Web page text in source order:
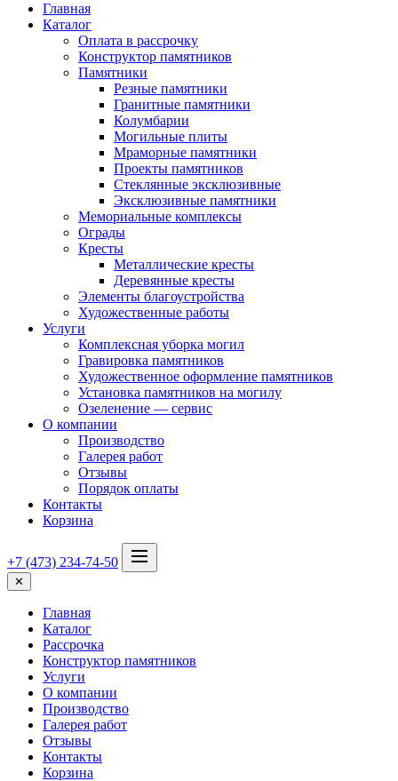
Главная
Каталог
Оплата в рассрочку
Конструктор памятников
Памятники
Резные памятники
Гранитные памятники
Колумбарии
Могильные плиты
Мраморные памятники
Проекты памятников
Стеклянные эксклюзивные
Эксклюзивные памятники
Мемориальные комплексы
Ограды
Кресты
Металлические кресты
Деревянные кресты
Элементы благоустройства
Художественные работы
Услуги
Комплексная уборка могил
Гравировка памятников
Художественное оформление памятников
Установка памятников на могилу
Озеленение — сервис
О компании
Производство
Галерея работ
Отзывы
Порядок оплаты
Контакты
Корзина
+7 (473) 234-74-50
✕
Главная
Каталог
Рассрочка
Конструктор памятников
Услуги
О компании
Производство
Галерея работ
Отзывы
Контакты
Корзина